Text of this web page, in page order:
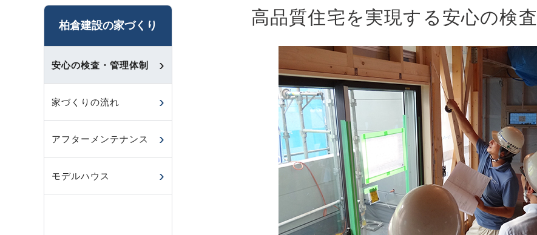
高品質住宅を実現する安心の検
柏倉建設の家づくり
安心の検査・管理体制
家づくりの流れ
アフターメンテナンス
モデルハウス